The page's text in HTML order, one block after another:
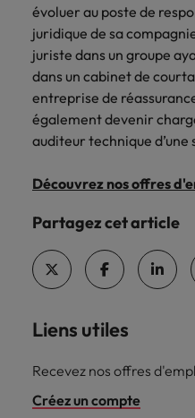
évoluer au poste de
juridique de sa
juriste dans un groupe
dans un cabinet de
entreprise de
également devenir
auditeur technique d’une
Découvrez nos offres
Partagez cet article
Liens utiles
Recevez nos offres
Créez un compte